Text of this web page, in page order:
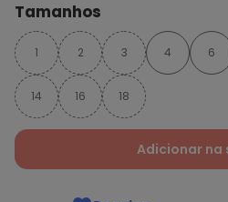
Tamanhos
1 2 3 4 6
14 16 18
Adicionar na